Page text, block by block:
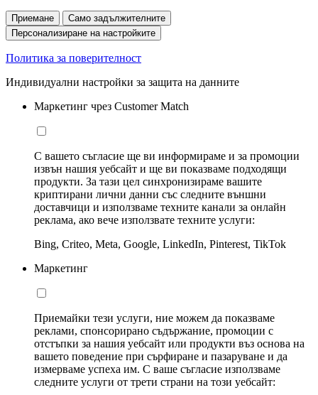
Приемане
Само задължителните
Персонализиране на настройките
Политика за поверителност
Индивидуални настройки за защита на данните
Маркетинг чрез Customer Match
С вашето съгласие ще ви информираме и за промоции
извън нашия уебсайт и ще ви показваме подходящи
продукти. За тази цел синхронизираме вашите
криптирани лични данни със следните външни
доставчици и използваме техните канали за онлайн
реклама, ако вече използвате техните услуги:
Bing, Criteo, Meta, Google, LinkedIn, Pinterest, TikTok
Маркетинг
Приемайки тези услуги, ние можем да показваме
реклами, спонсорирано съдържание, промоции с
отстъпки за нашия уебсайт или продукти въз основа на
вашето поведение при сърфиране и пазаруване и да
измерваме успеха им. С ваше съгласие използваме
следните услуги от трети страни на този уебсайт: